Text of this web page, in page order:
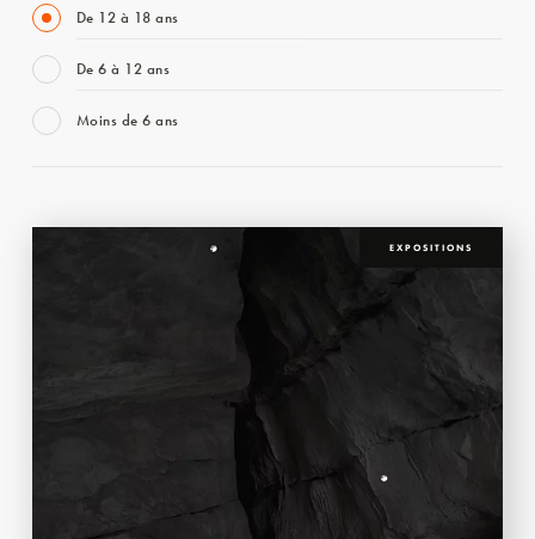
De 12 à 18 ans
De 6 à 12 ans
Moins de 6 ans
EXPOSITIONS